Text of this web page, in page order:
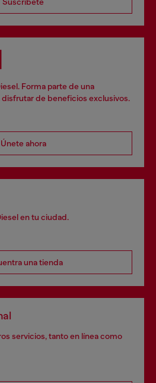
Forma parte de una
de beneficios exclusivos.
Únete ahora
en tu ciudad.
una tienda
servicios, tanto en línea como